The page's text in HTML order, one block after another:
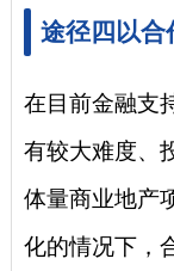
途径四以合
在目前金融支
有较大难度、
体量商业地产
化的情况下，